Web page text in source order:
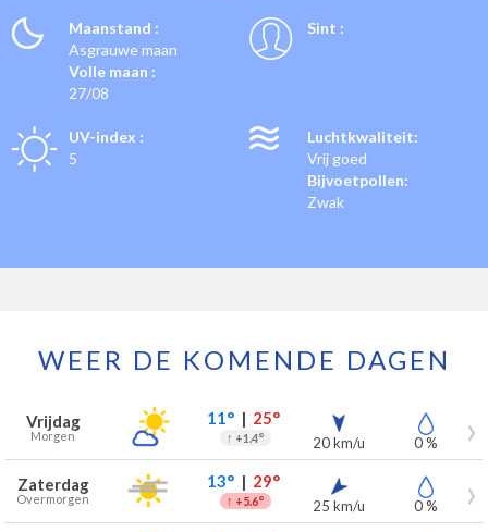
Maanstand :
Asgrauwe maan
Volle maan :
27/08
Sint :
UV-index :
5
Luchtkwaliteit:
Vrij goed
Bijvoetpollen:
Zwak
WEER DE KOMENDE DAGEN
Weersverwachting voor Herstal voor de komende 7 dagen
Dag Weer Temperaturen Wind Neerslag
Vrijdag
Morgen
11°| 25°
↑ +1.4° 20 km/u 0 %
Zaterdag
Overmorgen
13°| 29°
↑ +5.6° 25 km/u 0 %